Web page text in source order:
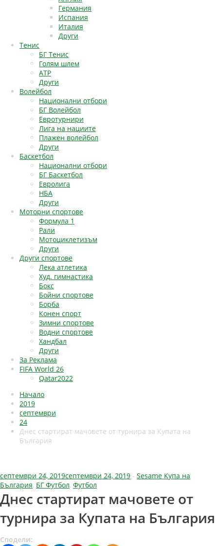
Германия
Испания
Италия
Други
Тенис
БГ Тенис
Голям шлем
АТР
Други
Волейбол
Национални отбори
БГ Волейбол
Евротурнири
Лига на нациите
Плажен волейбол
Други
Баскетбол
Национални отбори
БГ Баскетбол
Евролига
НБА
Други
Моторни спортове
Формула 1
Рали
Мотоциклетизъм
Други
Други спортове
Лека атлетика
Худ. гимнастика
Бокс
Бойни спортове
Борба
Конен спорт
Зимни спортове
Водни спортове
Хандбал
Други
За Реклама
FIFA World 26
Qatar2022
Начало
2019
септември
24
Днес стартират мачовете от турнира за Купата на
България
септември 24, 2019септември 24, 2019 - Sesame Купа на
България, БГ Футбол, Футбол
Днес стартират мачовете от
турнира за Купата на България
Сподели: